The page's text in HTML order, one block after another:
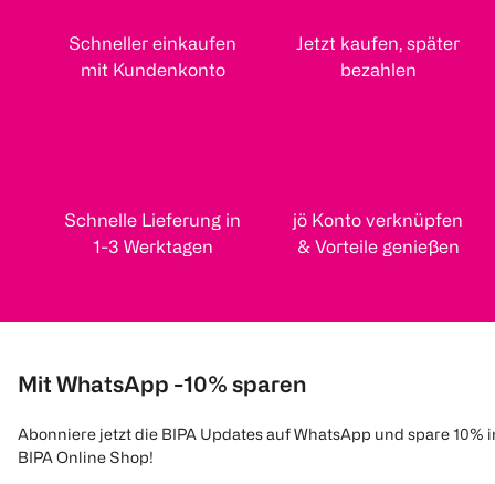
Schneller einkaufen
mit Kundenkonto
Jetzt kaufen, später
bezahlen
Schnelle Lieferung in
1-3 Werktagen
jö Konto verknüpfen
& Vorteile genießen
Mit WhatsApp -10% sparen
Abonniere jetzt die BIPA Updates auf WhatsApp und spare 10%
BIPA Online Shop!